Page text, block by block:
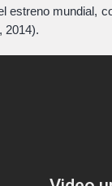
estreno mundial,
2014).